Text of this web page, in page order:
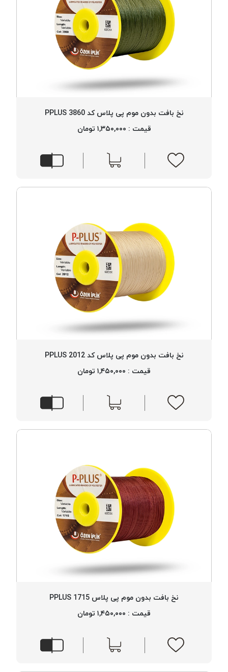
نخ بافت بدون موم پی پلاس کد 3860 PPLUS
قیمت : ۱,۳۵۰,۰۰۰ تومان
نخ بافت بدون موم پی پلاس کد 2012 PPLUS
قیمت : ۱,۴۵۰,۰۰۰ تومان
نخ بافت بدون موم پی پلاس 1715 PPLUS
قیمت : ۱,۴۵۰,۰۰۰ تومان